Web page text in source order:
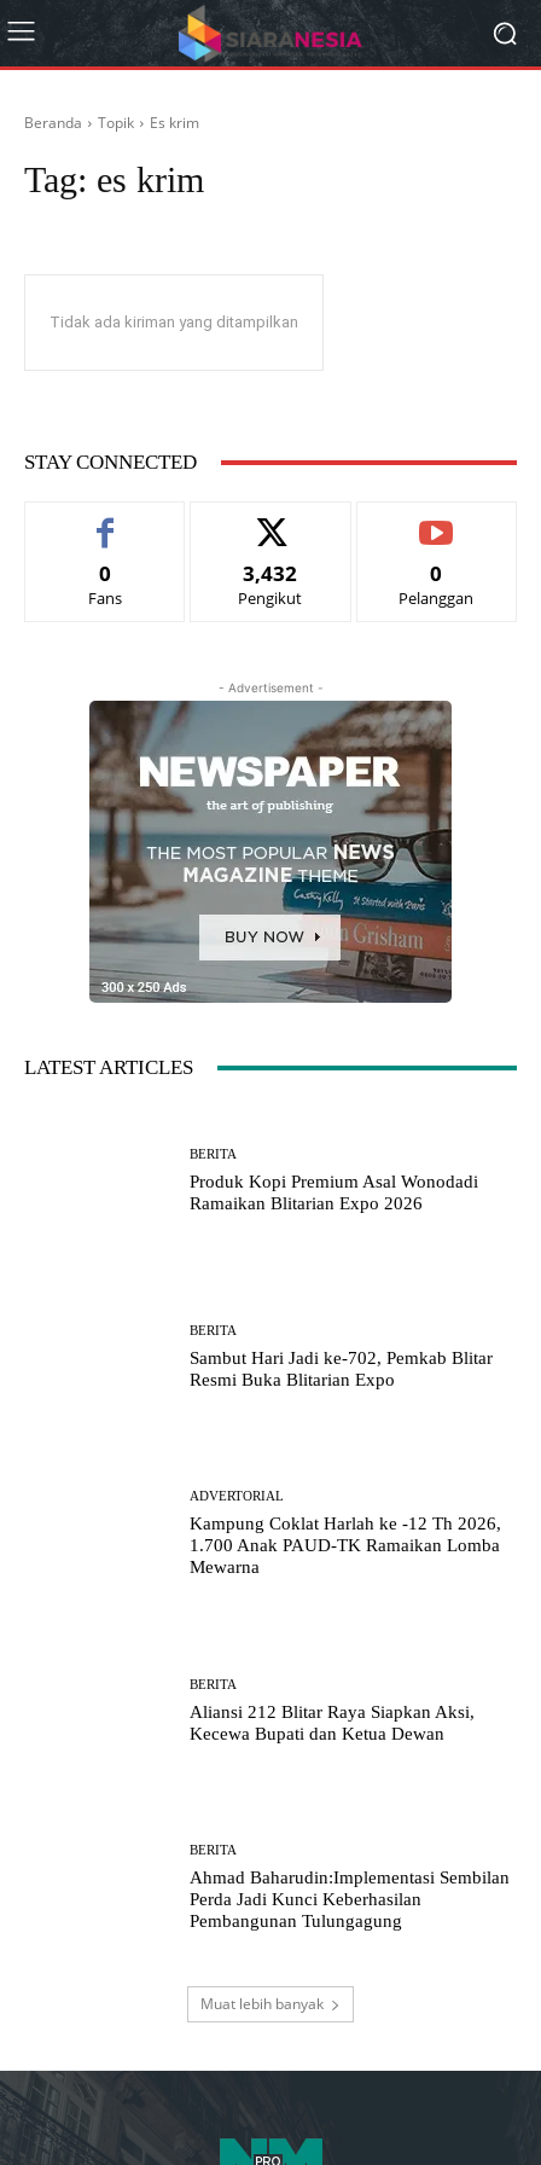
Beranda Topik Es krim
Tag: es krim
Tidak ada kiriman yang ditampilkan
STAY CONNECTED
0
Fans
3,432
Pengikut
0
Pelanggan
- Advertisement -
LATEST ARTICLES
BERITA
Produk Kopi Premium Asal Wonodadi
Ramaikan Blitarian Expo 2026
BERITA
Sambut Hari Jadi ke-702, Pemkab Blitar
Resmi Buka Blitarian Expo
ADVERTORIAL
Kampung Coklat Harlah ke -12 Th 2026,
1.700 Anak PAUD-TK Ramaikan Lomba
Mewarna
BERITA
Aliansi 212 Blitar Raya Siapkan Aksi,
Kecewa Bupati dan Ketua Dewan
BERITA
Ahmad Baharudin:Implementasi Sembilan
Perda Jadi Kunci Keberhasilan
Pembangunan Tulungagung
Muat lebih banyak